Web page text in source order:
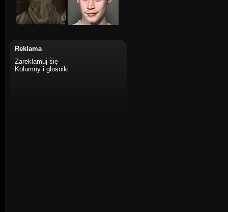
Reklama
Zareklamuj się
Kolumny i glosniki